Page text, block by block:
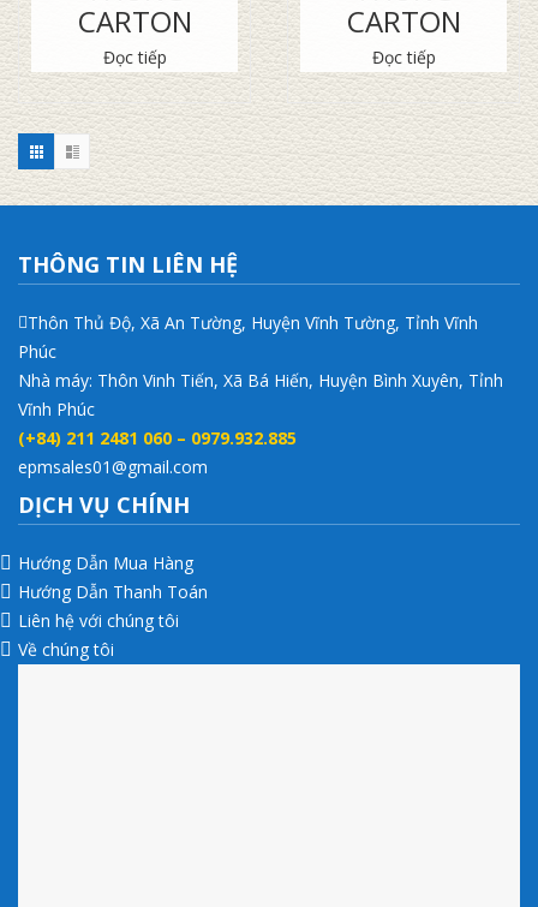
CARTON
Đọc tiếp
CARTON
Đọc tiếp
THÔNG TIN LIÊN HỆ
Thôn Thủ Độ, Xã An Tường, Huyện Vĩnh Tường, Tỉnh Vĩnh
Phúc
Nhà máy: Thôn Vinh Tiến, Xã Bá Hiến, Huyện Bình Xuyên, Tỉnh
Vĩnh Phúc
(+84) 211 2481 060 – 0979.932.885
epmsales01@gmail.com
DỊCH VỤ CHÍNH
Hướng Dẫn Mua Hàng
Hướng Dẫn Thanh Toán
Liên hệ với chúng tôi
Về chúng tôi